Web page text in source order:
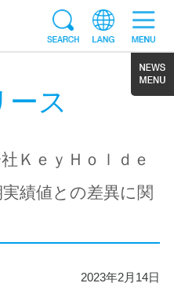
ース
ＫｅｙＨｏｌｄｅ
績値との差異に関
2023年2月14日